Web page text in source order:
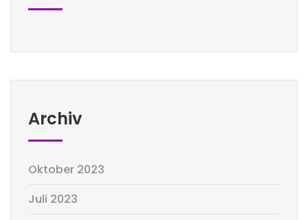
Archiv
Oktober 2023
Juli 2023